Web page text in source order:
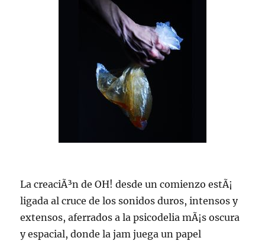
La creaciÃ³n de OH! desde un comienzo estÃ¡
ligada al cruce de los sonidos duros, intensos y
extensos, aferrados a la psicodelia mÃ¡s oscura
y espacial, donde la jam juega un papel